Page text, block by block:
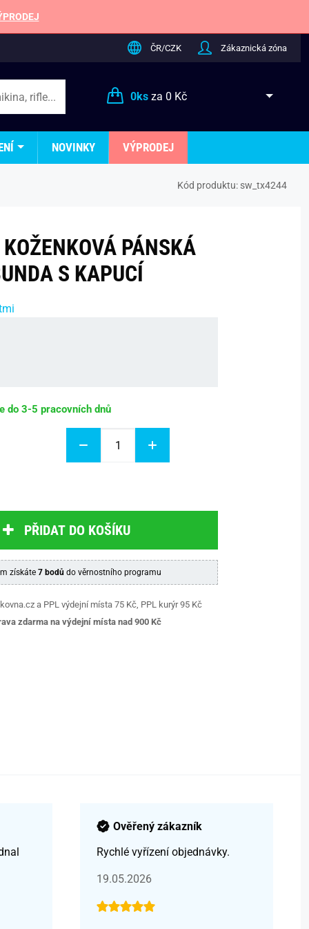
ČR/CZK Zákaznická zóna
0ksza 0 Kč
NOVINKY VÝPRODEJ
Kód produktu: sw_tx4244
PÁNSKÁ
S KAPUCÍ
do 3-5 pracovních dnů
PŘIDAT DO KOŠÍKU
získáte 7 bodů do věrnostního programu
a PPL výdejní místa 75 Kč, PPL kurýr 95 Kč
zdarma na výdejní místa nad 900 Kč
Ověřený zákazník
Rychlé vyřízení objednávky.
19.05.2026